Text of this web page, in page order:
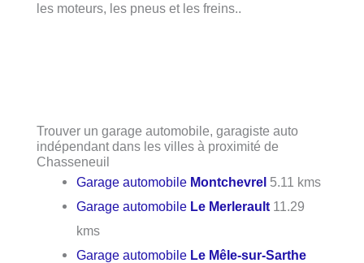
les moteurs, les pneus et les freins..
Trouver un garage automobile, garagiste auto
indépendant dans les villes à proximité de
Chasseneuil
Garage automobile Montchevrel 5.11 kms
Garage automobile Le Merlerault 11.29
kms
Garage automobile Le Mêle-sur-Sarthe